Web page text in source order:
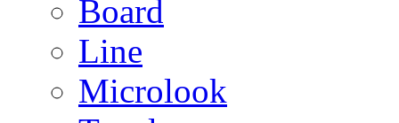
Board
Line
Microlook